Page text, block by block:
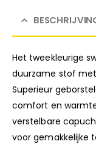
Het tweekleurige
duurzame stof
Superieur
comfort en
verstelbare
voor gemakkelijke